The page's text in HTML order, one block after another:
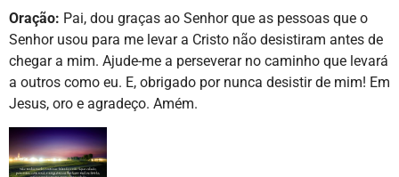
Oração: Pai, dou graças ao Senhor que as pessoas que o
Senhor usou para me levar a Cristo não desistiram antes de
chegar a mim. Ajude-me a perseverar no caminho que levará
a outros como eu. E, obrigado por nunca desistir de mim! Em
Jesus, oro e agradeço. Amém.